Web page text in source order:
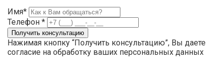
Имя*
Телефон *
Нажимая кнопку “Получить консультацию”, Вы даете
согласие на обработку ваших персональных данных